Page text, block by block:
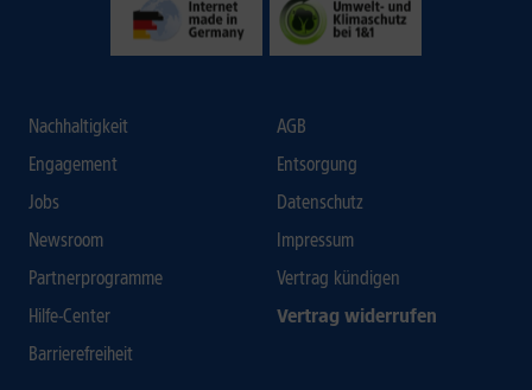
Nachhaltigkeit
Engagement
Jobs
Newsroom
Partnerprogramme
Hilfe-Center
Barrierefreiheit
AGB
Entsorgung
Datenschutz
Impressum
Vertrag kündigen
Vertrag widerrufen